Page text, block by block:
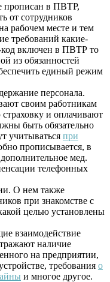
прописан в ПВТР,
от сотрудников
рабочем месте и тем
требований какие-
код включен в ПВТР то
из обязанностей
единый режим
персонала.
своим работникам
и оплачивают
быть обязательно
учитываться при
прописывается, в
мед.
телефонных
О нем также
при знакомстве с
целью установлены
взаимодействие
наличие
на предприятии,
требования о
и многое другое.